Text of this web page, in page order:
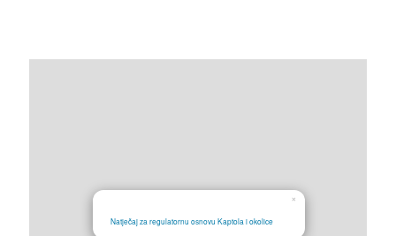
Natječaj za regulatornu osnovu Kaptola i okolice
×